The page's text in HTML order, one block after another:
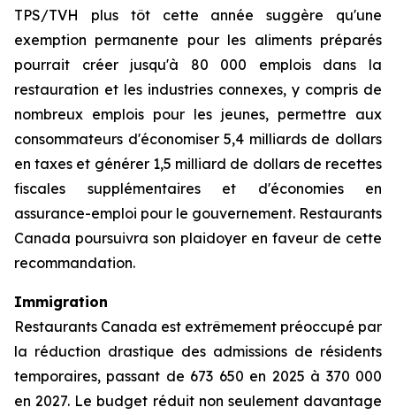
TPS/TVH plus tôt cette année suggère qu'une
exemption permanente pour les aliments préparés
pourrait créer jusqu'à 80 000 emplois dans la
restauration et les industries connexes, y compris de
nombreux emplois pour les jeunes, permettre aux
consommateurs d'économiser 5,4 milliards de dollars
en taxes et générer 1,5 milliard de dollars de recettes
fiscales supplémentaires et d'économies en
assurance-emploi pour le gouvernement. Restaurants
Canada poursuivra son plaidoyer en faveur de cette
recommandation.
Immigration
Restaurants Canada est extrêmement préoccupé par
la réduction drastique des admissions de résidents
temporaires, passant de 673 650 en 2025 à 370 000
en 2027. Le budget réduit non seulement davantage